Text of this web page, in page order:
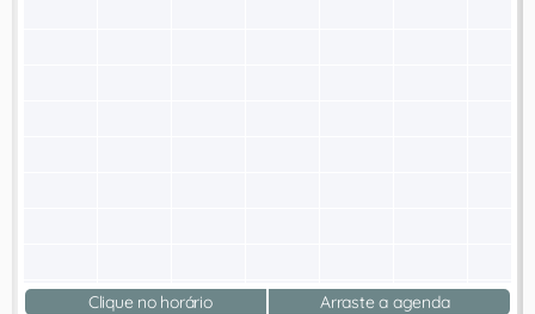
Clique no horário Arraste a agenda